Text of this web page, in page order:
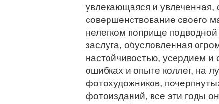
увлекающаяся и
совершенствование своего
нелегком поприще
заслуга, обусловленная
настойчивостью, усердием
ошибках и опыте коллег, на
фотохудожников,
фотоизданий, все эти годы